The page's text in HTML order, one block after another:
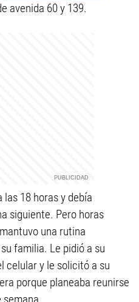
avenida 60 y 139.
18 horas y debía
siguiente. Pero horas
una rutina
familia. Le pidió a su
celular y le solicitó a su
porque planeaba reunirse